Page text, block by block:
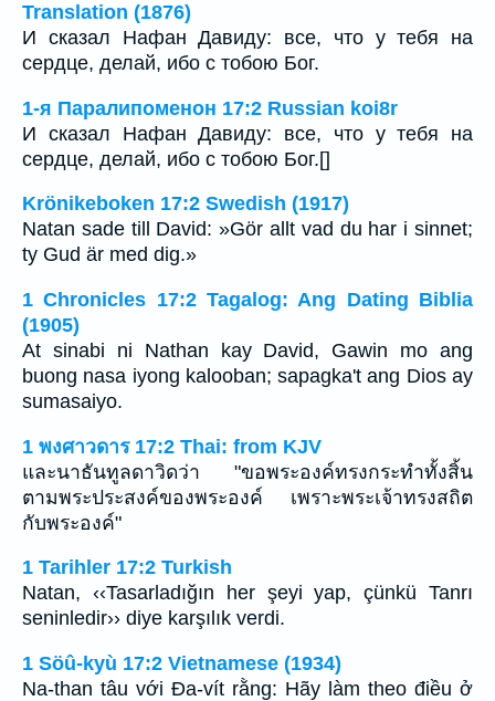
Translation (1876)
И сказал Нафан Давиду: все, что у тебя на
сердце, делай, ибо с тобою Бог.
1-я Паралипоменон 17:2 Russian koi8r
И сказал Нафан Давиду: все, что у тебя на
сердце, делай, ибо с тобою Бог.[]
Krönikeboken 17:2 Swedish (1917)
Natan sade till David: »Gör allt vad du har i sinnet;
ty Gud är med dig.»
1 Chronicles 17:2 Tagalog: Ang Dating Biblia
(1905)
At sinabi ni Nathan kay David, Gawin mo ang
buong nasa iyong kalooban; sapagka't ang Dios ay
sumasaiyo.
1 พงศาวดาร 17:2 Thai: from KJV
และนาธันทูลดาวิดว่า "ขอพระองค์ทรงกระทำทั้งสิ้น
ตามพระประสงค์ของพระองค์ เพราะพระเจ้าทรงสถิต
กับพระองค์"
1 Tarihler 17:2 Turkish
Natan, ‹‹Tasarladığın her şeyi yap, çünkü Tanrı
seninledir›› diye karşılık verdi.
1 Söû-kyù 17:2 Vietnamese (1934)
Na-than tâu với Ða-vít rằng: Hãy làm theo điều ở